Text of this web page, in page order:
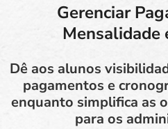
Gerenciar
Mensalidade
Dê aos alunos
pagamentos e
enquanto simplifica as
para os